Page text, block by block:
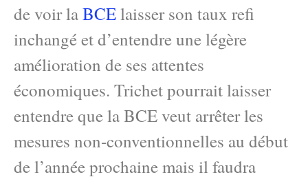
de voir laBCElaisser son taux refi
inchangé et d’entendre une légère
amélioration de ses attentes
économiques. Trichet pourrait laisser
entendre que la BCE veut arrêter les
mesures non-conventionnelles au début
de l’année prochaine mais il faudra